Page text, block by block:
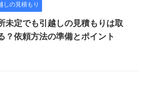
しの見積もり
未定でも引越しの見積もりは取
？依頼方法の準備とポイント